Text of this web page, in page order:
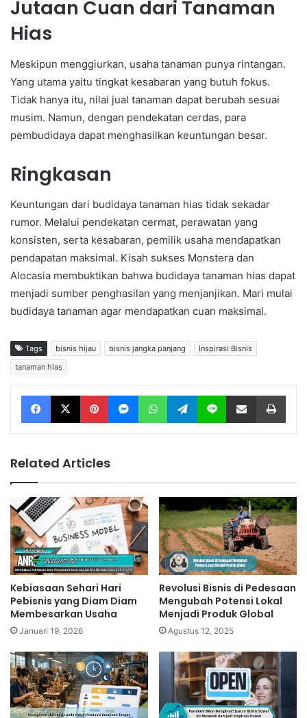
Jutaan Cuan dari Tanaman
Hias
Meskipun menggiurkan, usaha tanaman punya rintangan.
Yang utama yaitu tingkat kesabaran yang butuh fokus.
Tidak hanya itu, nilai jual tanaman dapat berubah sesuai
musim. Namun, dengan pendekatan cerdas, para
pembudidaya dapat menghasilkan keuntungan besar.
Ringkasan
Keuntungan dari budidaya tanaman hias tidak sekadar
rumor. Melalui pendekatan cermat, perawatan yang
konsisten, serta kesabaran, pemilik usaha mendapatkan
pendapatan maksimal. Kisah sukses Monstera dan
Alocasia membuktikan bahwa budidaya tanaman hias dapat
menjadi sumber penghasilan yang menjanjikan. Mari mulai
budidaya tanaman agar mendapatkan cuan maksimal.
Tags bisnis hijau bisnis jangka panjang
Inspirasi Bisnis
tanaman hias
Facebook X Pinterest Messenger WhatsApp Telegram Line Share via Email
Related Articles
Kebiasaan Sehari Hari
Pebisnis yang Diam Diam
Membesarkan Usaha
Januari 19, 2026
Revolusi Bisnis di Pedesaan
Mengubah Potensi Lokal
Menjadi Produk Global
Agustus 12, 2025